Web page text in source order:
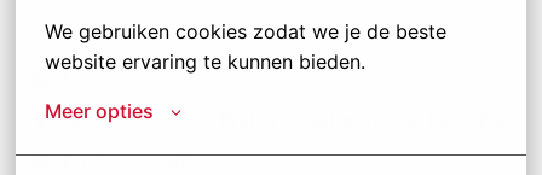
We gebruiken cookies zodat we je de beste
website ervaring te kunnen bieden.
Meer opties
Hybride
Sint-Oedenrode
Postes vacants